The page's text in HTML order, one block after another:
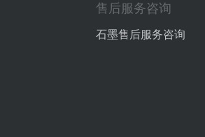
售后服务咨询
石墨售后服务咨询